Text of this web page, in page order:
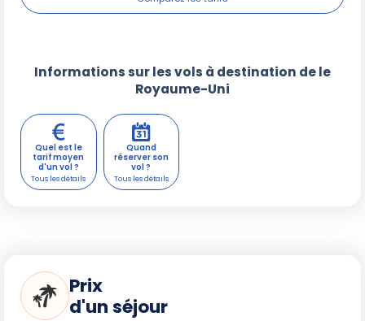
Informations sur les vols à destination de le
Royaume-Uni
Quel est le
tarif moyen
d'un vol ?
Quand
réserver son
vol ?
Prix
d'un séjour